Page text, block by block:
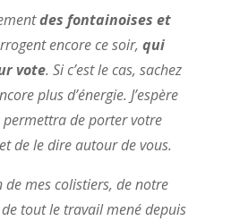
des fontainoises et
encore ce soir, qui
vote. Si c’est le cas, sachez
plus d’énergie. J’espère
permettra de porter votre
de le dire autour de vous.
mes colistiers, de notre
tout le travail mené depuis